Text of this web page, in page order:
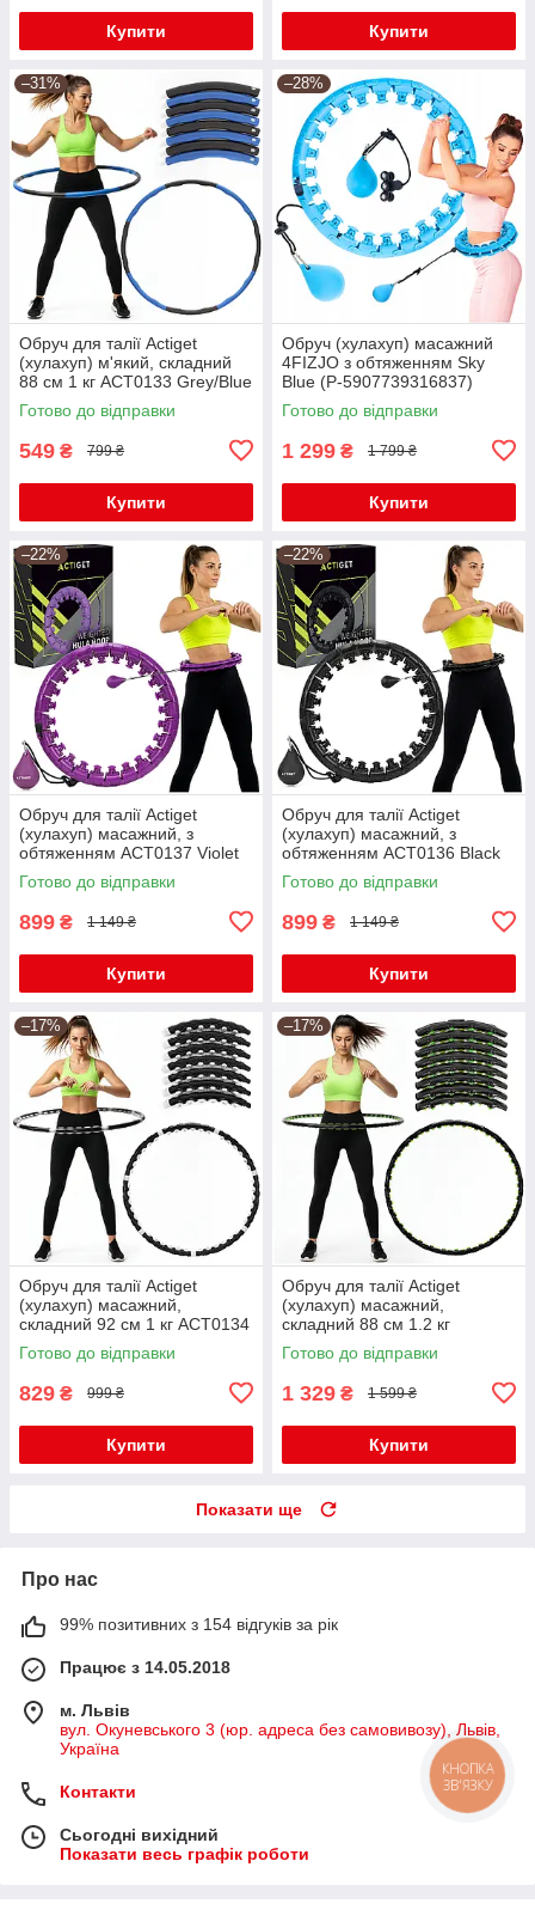
Купити Купити
–31%
Обруч для талії Actiget
(хулахуп) м'який, складний
88 см 1 кг ACT0133 Grey/Blue
Готово до відправки
549 ₴ 799 ₴
Купити
–28%
Обруч (хулахуп) масажний
4FIZJO з обтяженням Sky
Blue (P-5907739316837)
Готово до відправки
1 299 ₴ 1 799 ₴
Купити
–22%
Обруч для талії Actiget
(хулахуп) масажний, з
обтяженням ACT0137 Violet
Готово до відправки
899 ₴ 1 149 ₴
Купити
–22%
Обруч для талії Actiget
(хулахуп) масажний, з
обтяженням ACT0136 Black
Готово до відправки
899 ₴ 1 149 ₴
Купити
–17%
Обруч для талії Actiget
(хулахуп) масажний,
складний 92 см 1 кг ACT0134
Black
Готово до відправки
829 ₴ 999 ₴
Купити
–17%
Обруч для талії Actiget
(хулахуп) масажний,
складний 88 см 1.2 кг
ACT0135 Black
Готово до відправки
1 329 ₴ 1 599 ₴
Купити
Показати ще
Про нас
99% позитивних з 154 відгуків за рік
Працює з 14.05.2018
м. Львів
вул. Окуневського 3 (юр. адреса без самовивозу), Львів,
Україна
Контакти
Сьогодні вихідний
Показати весь графік роботи
КНОПКА
ЗВ'ЯЗКУ